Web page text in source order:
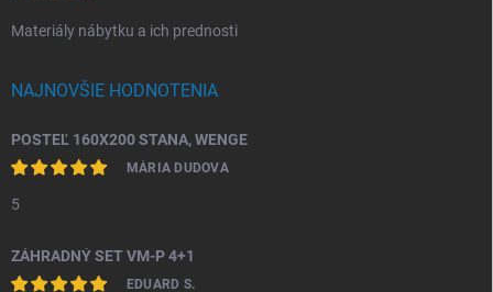
Materiály nábytku a ich prednosti
NAJNOVŠIE HODNOTENIA
POSTEĽ 160X200 STANA, WENGE
MÁRIA DUDOVA
5
ZÁHRADNÝ SET VM-P 4+1
EDUARD S.